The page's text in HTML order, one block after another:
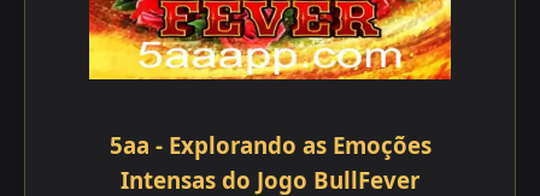
5aa - Explorando as Emoções
Intensas do Jogo BullFever